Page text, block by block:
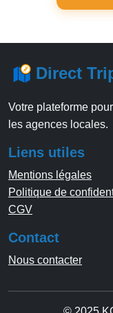
Direct
Votre plateforme
les agences locales.
Liens utiles
Mentions légales
Politique de
CGV
Contact
Nous contacter